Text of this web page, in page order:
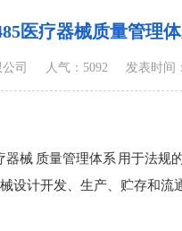
医疗器械质量管理
司 人气：5092 发表时间
械 质量管理体系 用于法规
设计开发、生产、贮存和